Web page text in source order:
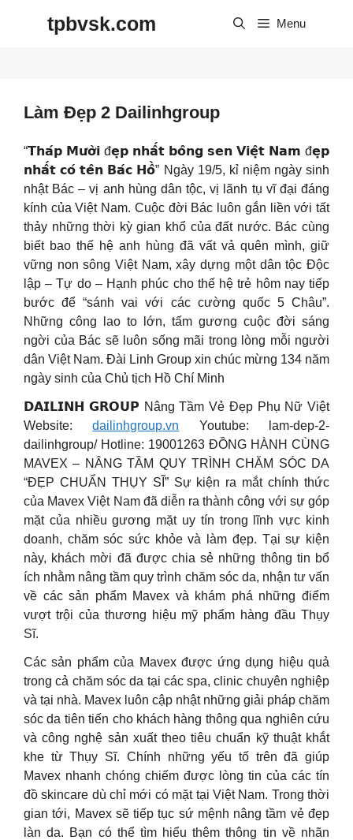
tpbvsk.com Menu
Làm Đẹp 2 Dailinhgroup
“𝗧𝗵𝗮́𝗽 𝗠𝘂̛𝗼̛̀𝗶 đ𝗲̣𝗽 𝗻𝗵𝗮̂́𝘁 𝗯𝗼̂𝗻𝗴 𝘀𝗲𝗻 𝗩𝗶𝗲̣̂𝘁 𝗡𝗮𝗺 đ𝗲̣𝗽
𝗻𝗵𝗮̂́𝘁 𝗰𝗼́ 𝘁𝗲̂𝗻 𝗕𝗮́𝗰 𝗛𝗼̂̀” Ngày 19/5, kỉ niệm ngày sinh
nhật Bác – vị anh hùng dân tộc, vị lãnh tụ vĩ đại đáng
kính của Việt Nam. Cuộc đời Bác luôn gắn liền với tất
thảy những thời kỳ gian khổ của đất nước. Bác cùng
biết bao thế hệ anh hùng đã vất vả quên mình, giữ
vững non sông Việt Nam, xây dựng một dân tộc Độc
lập – Tự do – Hạnh phúc cho thế hệ trẻ hôm nay tiếp
bước để “sánh vai với các cường quốc 5 Châu”.
Những công lao to lớn, tấm gương cuộc đời sáng
ngời của Bác sẽ luôn sống mãi trong lòng mỗi người
dân Việt Nam. ️Đài Linh Group xin chúc mừng 134 năm
ngày sinh của Chủ tịch Hồ Chí Minh
𝗗𝗔𝗜𝗟𝗜𝗡𝗛 𝗚𝗥𝗢𝗨𝗣 Nâng Tầm Vẻ Đẹp Phụ Nữ Việt
Website:dailinhgroup.vn Youtube: lam-dep-2-
dailinhgroup/ Hotline: 19001263 ĐỒNG HÀNH CÙNG
MAVEX – NÂNG TẦM QUY TRÌNH CHĂM SÓC DA
“ĐẸP CHUẨN THỤY SĨ” Sự kiện ra mắt chính thức
của Mavex Việt Nam đã diễn ra thành công với sự góp
mặt của nhiều gương mặt uy tín trong lĩnh vực kinh
doanh, chăm sóc sức khỏe và làm đẹp. Tại sự kiện
này, khách mời đã được chia sẻ những thông tin bổ
ích nhằm nâng tầm quy trình chăm sóc da, nhận tư vấn
về các sản phẩm Mavex và khám phá những điểm
vượt trội của thương hiệu mỹ phẩm hàng đầu Thụy
Sĩ.
Các sản phẩm của Mavex được ứng dụng hiệu quả
trong cả chăm sóc da tại các spa, clinic chuyên nghiệp
và tại nhà. Mavex luôn cập nhật những giải pháp chăm
sóc da tiên tiến cho khách hàng thông qua nghiên cứu
và công nghệ sản xuất theo tiêu chuẩn kỹ thuật khắt
khe từ Thụy Sĩ. Chính những yếu tố trên đã giúp
Mavex nhanh chóng chiếm được lòng tin của các tín
đồ skincare dù chỉ mới có mặt tại Việt Nam. Trong thời
gian tới, Mavex sẽ tiếp tục sứ mệnh nâng tầm vẻ đẹp
làn da. Bạn có thể tìm hiểu thêm thông tin về nhãn